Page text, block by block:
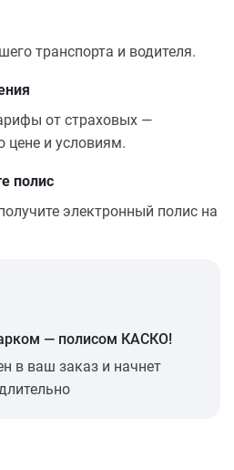
транспорта и водителя.
от страховых —
цене и условиям.
полис
электронный полис на
— полисом КАСКО!
в ваш заказ и начнет